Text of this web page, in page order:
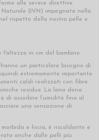
alle severe direttive
Naturale (IVN) impegnata nella
rispetto della nostra pelle e
l'altezza in cm del bambino.
un particolare bisogno di
quindi estremamente importante
caldi realizzati con fibre
residue. La lana dona
di assorbire l’umidità fino al
una sensazione di
e liscia, è riscaldante e
anche dalle pelli più